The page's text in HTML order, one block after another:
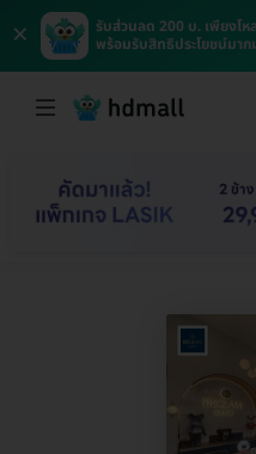
×
รับส่วนลด 200 บ. เพียงโ
พร้อมรับสิทธิประโยชน์มาก